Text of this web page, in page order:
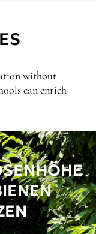
without
can enrich